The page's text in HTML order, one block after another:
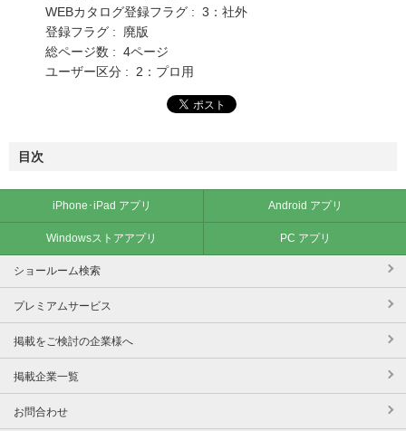
WEBカタログ登録フラグ : 3：社外
登録フラグ : 廃版
総ページ数 : 4ページ
ユーザー区分 : 2：プロ用
目次
iPhone･iPad アプリ Android アプリ
Windowsストアアプリ PC アプリ
ショールーム検索
プレミアムサービス
掲載をご検討の企業様へ
掲載企業一覧
お問合わせ